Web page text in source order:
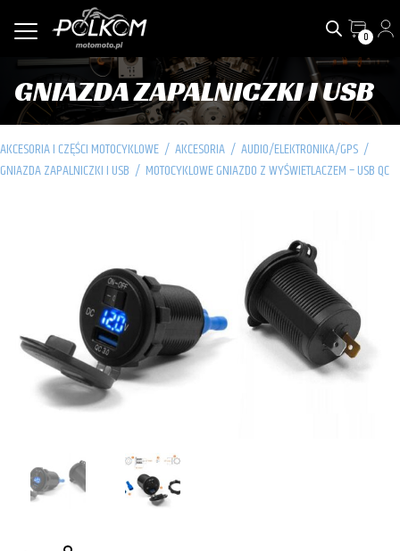
0
GNIAZDA ZAPALNICZKI I USB
AKCESORIA I CZĘŚCI MOTOCYKLOWE / AKCESORIA / AUDIO/ELEKTRONIKA/GPS /
GNIAZDA ZAPALNICZKI I USB / MOTOCYKLOWE GNIAZDO Z WYŚWIETLACZEM – USB QC